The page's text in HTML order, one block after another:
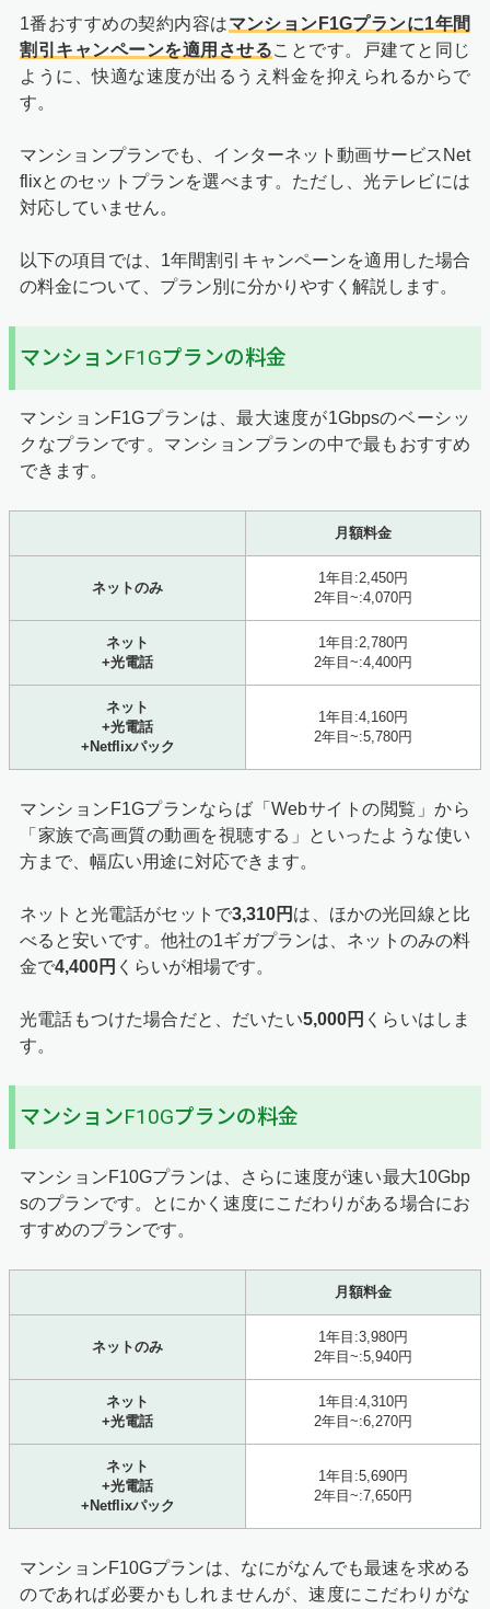
1番おすすめの契約内容はマンションF1Gプランに1年間
割引キャンペーンを適用させることです。戸建てと同じ
ように、快適な速度が出るうえ料金を抑えられるからで
す。
マンションプランでも、インターネット動画サービスNet
flixとのセットプランを選べます。ただし、光テレビには
対応していません。
以下の項目では、 1年間割引キャンペーンを適用した場合
の料金について、プラン別に分かりやすく解説します。
マンションF1Gプランの料金
マンションF1Gプランは、最大速度が1Gbpsのベーシッ
クなプランです。マンションプランの中で最もおすすめ
できます。
月額料金
ネットのみ
1年目:2,450円
2年目~:4,070円
ネット
+光電話
1年目:2,780円
2年目~:4,400円
ネット
+光電話
+Netflixパック
1年目:4,160円
2年目~:5,780円
マンションF1Gプランならば「Webサイトの閲覧」から
「家族で高画質の動画を視聴する」といったような使い
方まで、幅広い用途に対応できます。
ネットと光電話がセットで3,310円 は、ほかの光回線と比
べると安いです。他社の1ギガプランは、ネットのみの料
金で4,400円 くらいが相場です。
光電話もつけた場合だと、だいたい5,000円 くらいはしま
す。
マンションF10Gプランの料金
マンションF10Gプランは、さらに速度が速い最大10Gbp
sのプランです。とにかく速度にこだわりがある場合にお
すすめのプランです。
月額料金
ネットのみ
1年目:3,980円
2年目~:5,940円
ネット
+光電話
1年目:4,310円
2年目~:6,270円
ネット
+光電話
+Netflixパック
1年目:5,690円
2年目~:7,650円
マンションF10Gプランは、なにがなんでも最速を求める
のであれば必要かもしれませんが、速度にこだわりがな